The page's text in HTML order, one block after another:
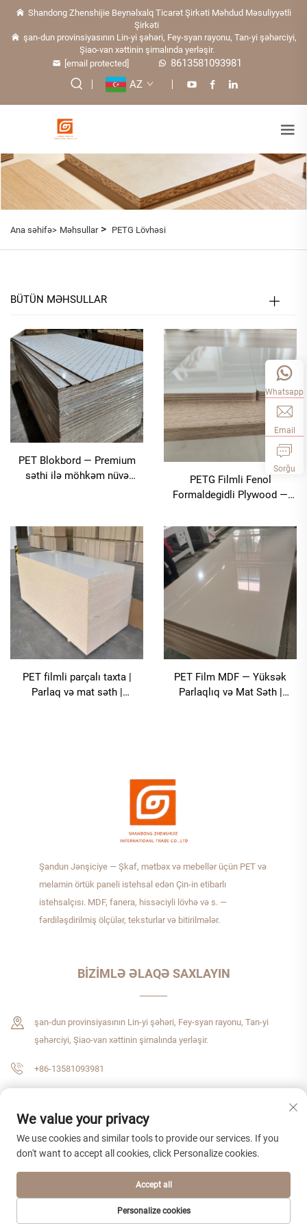
Shandong Zhenshijie Beynəlxalq Ticarət Şirkəti Məhdud Məsuliyyətli
Şirkəti
şan-dun provinsiyasının Lin-yi şəhəri, Fey-syan rayonu, Tan-yi şəhərciyi,
Şiao-van xəttinin şimalında yerləşir.
[email protected]
8613581093981
AZ
Ana səhifə> Məhsullar> PETG Lövhəsi
BÜTÜN MƏHSULLAR
PET Blokbord — Premium
səthi ilə möhkəm nüvə
PETG Filmli Fenol
Formaldegidli Plywood —
premium estetikanın
birləşməsi
PET filmli parçalı taxta |
Parlaq və mat səth |
PET Film MDF — Yüksək
Parlaqlıq və Mat Səth |
Whatsapp
Email
Sorğu
Şandun Jənşiciye — Şkaf, mətbəx və mebellər üçün PET və
melamin örtük paneli istehsal edən Çin-in etibarlı
istehsalçısı. MDF, fanera, hissəciyli lövhə və s. —
fərdiləşdirilmiş ölçülər, teksturlar və bitirilmələr.
BIZIMLƏ ƏLAQƏ SAXLAYIN
şan-dun provinsiyasının Lin-yi şəhəri, Fey-syan rayonu, Tan-yi
şəhərciyi, Şiao-van xəttinin şimalında yerləşir.
+86-13581093981
Müəllif hüquqları © 2026 Shandong Zhenshijie Beynəlxalq Ticarət Şirkəti
Məhdud Məsuliyyətli Şirkəti. Bütün hüquqlar qorunur. Gizlilik siyasəti
We value your privacy
We use cookies and similar tools to provide our services. If you
don't want to accept all cookies, click Personalize cookies.
Personalize cookies
Accept all